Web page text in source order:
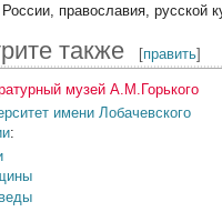
православия, русской
также [править]
музей А.М.Горького
имени Лобачевского
: